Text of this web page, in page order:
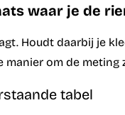
waar je de
Houdt daarbij je
om de
tabel